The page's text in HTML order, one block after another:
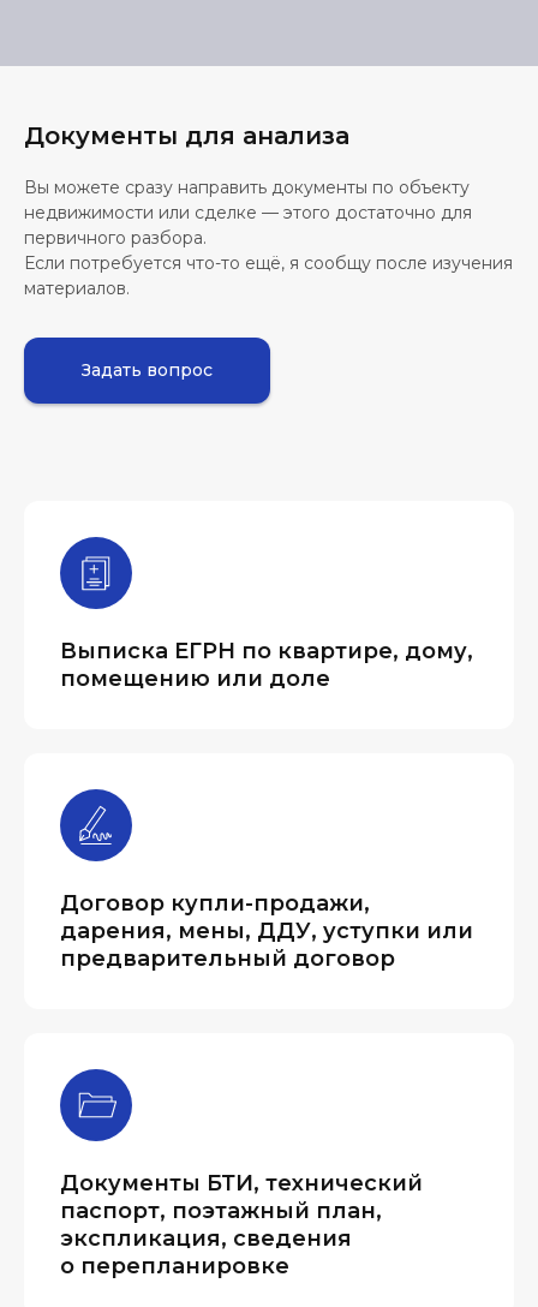
Документы для анализа
Вы можете сразу направить документы по объекту
недвижимости или сделке — этого достаточно для
первичного разбора.
Если потребуется что-то ещё, я сообщу после изучения
материалов.
Задать вопрос
Выписка ЕГРН по квартире, дому,
помещению или доле
Договор купли-продажи,
дарения, мены, ДДУ, уступки или
предварительный договор
Документы БТИ, технический
паспорт, поэтажный план,
экспликация, сведения
о перепланировке